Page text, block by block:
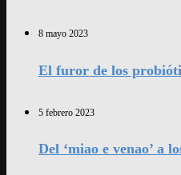
8 mayo 2023
El furor de los
5 febrero 2023
Del ‘miao e venao’ a